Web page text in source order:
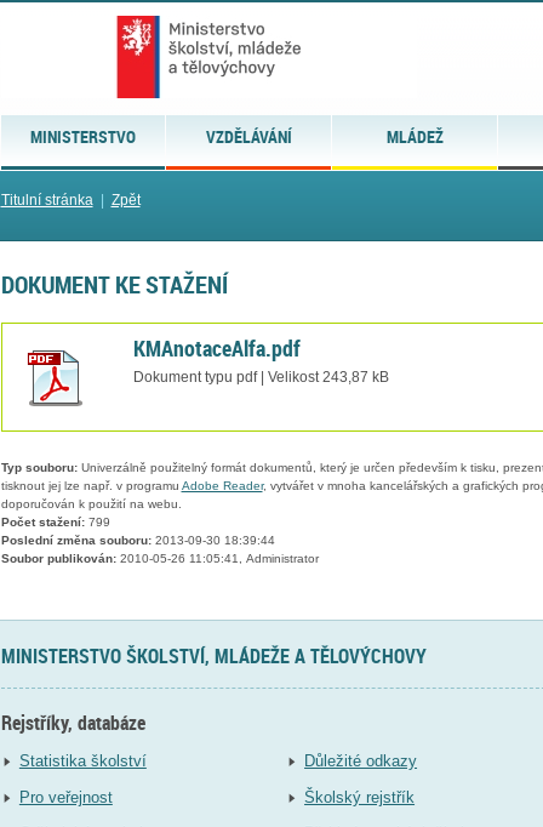
MINISTERSTVO VZDĚLÁVÁNÍ MLÁDEŽ
Titulní stránka| Zpět
DOKUMENT KE STAŽENÍ
KMAnotaceAlfa.pdf
Dokument typu pdf | Velikost 243,87 kB
Typ souboru:Univerzálně použitelný formát dokumentů, který je určen především k tisku,
tisknout jej lze např. v programu Adobe Reader, vytvářet v mnoha kancelářských a grafických
doporučován k použití na webu.
Počet stažení:799
Poslední změna souboru:2013-09-30 18:39:44
Soubor publikován:2010-05-26 11:05:41, Administrator
MINISTERSTVO ŠKOLSTVÍ, MLÁDEŽE A TĚLOVÝCHOVY
Rejstříky, databáze
Statistika školství
Pro veřejnost
Důležité odkazy
Školský rejstřík